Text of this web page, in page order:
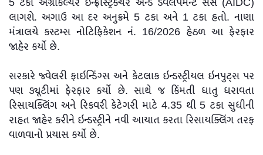
લાગશે. અગાઉ આ દર અનુક્રમે 5 ટકા અને 1 ટકા હતો. નાણા
મંત્રાલયે કસ્ટમ્સ નોટિફિકેશન નં. 16/2026 હેઠળ આ ફેરફાર
જાહેર કર્યો છે.
સરકારે જ્વેલરી ફાઇન્ડિંગ્સ અને કેટલાક ઇન્ડસ્ટ્રીયલ ઇનપુટ્સ પર
પણ ડ્યૂટીમાં ફેરફાર કર્યો છે. સાથે જ કિંમતી ધાતુ ધરાવતા
રિસાયક્લિંગ અને રિકવરી કેટેગરી માટે 4.35 થી 5 ટકા સુધીની
રાહત જાહેર કરીને ઇન્ડસ્ટ્રીને નવી આયાત કરતા રિસાયક્લિંગ તરફ
વાળવાનો પ્રયાસ કર્યો છે.